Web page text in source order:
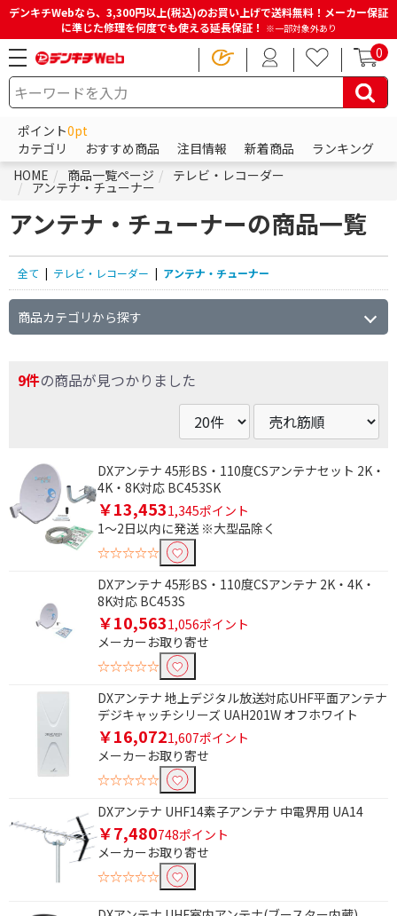
デンキチWebなら、3,300円以上(税込)のお買い上げで送料無料！メーカー保証
に準じた修理を何度でも使える延長保証！ ※一部対象外あり
0
ポイント0pt
カテゴリ
おすすめ商品 注目情報 新着商品
ランキング
HOME
商品一覧ページ テレビ・レコーダー
アンテナ・チューナー
アンテナ・チューナーの商品一覧
全て | テレビ・レコーダー | アンテナ・チューナー
商品カテゴリから探す
9件の商品が見つかりました
DXアンテナ 45形BS・110度CSアンテナセット 2K・
4K・8K対応 BC453SK
￥13,4531,345ポイント
1～2日以内に発送 ※大型品除く
☆☆☆☆☆
DXアンテナ 45形BS・110度CSアンテナ 2K・4K・
8K対応 BC453S
￥10,5631,056ポイント
メーカーお取り寄せ
☆☆☆☆☆
DXアンテナ 地上デジタル放送対応UHF平面アンテナ
デジキャッチシリーズ UAH201W オフホワイト
￥16,0721,607ポイント
メーカーお取り寄せ
☆☆☆☆☆
DXアンテナ UHF14素子アンテナ 中電界用 UA14
￥7,480748ポイント
メーカーお取り寄せ
☆☆☆☆☆
条件で絞り込む
フリーワードで絞り込む
除外する
除外する にチェックを入れると、指定したワード
を除外して検索します。
価格で絞り込む